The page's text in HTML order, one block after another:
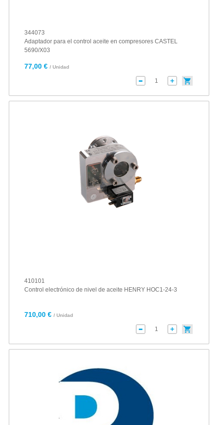
344073
Adaptador para el control aceite en compresores CASTEL
5690/X03
77,00 € / Unidad
410101
Control electrónico de nivel de aceite HENRY HOC1-24-3
710,00 € / Unidad